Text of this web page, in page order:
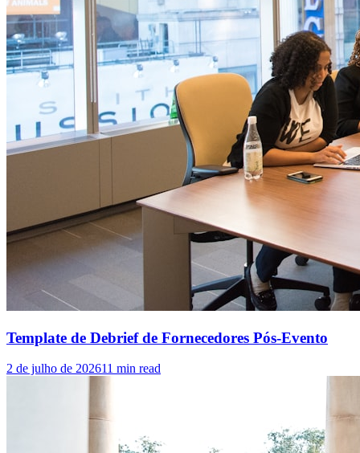
Template de Debrief de Fornecedores Pós-Evento
2 de julho de 202611 min read